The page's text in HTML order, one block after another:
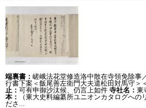
端裏書：嵯峨法花堂修造洛中散在寺領免除
行書下案＜飯尾善左衛門大夫遣松田対馬守＞
止：可有申御沙汰候、仍言上如件 寺社名：東
本：
（東大史料編纂所ユニオンカタログへの
ださ...